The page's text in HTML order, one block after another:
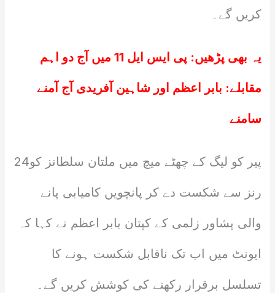
کریں گے۔
یہ بھی پڑھیں: پی ایس ایل 11 میں آج دو اہم
مقابلے: بابر اعظم اور شاہین آفریدی آج آمنے
سامنے
پیر کو لیگ کے چھٹے میچ میں ملتان سلطانز کو24
رنز سے شکست دے کر پانچویں کامیابی پانے
والی پشاور زلمی کے کپتان بابر اعظم نے کہا کہ
ایونٹ میں اب تک ناقابل شکست ہونے کا
تسلسل برقرار رکھنے کی کوشش کریں گے۔